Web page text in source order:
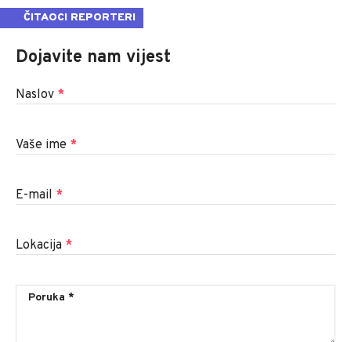
ČITAOCI REPORTERI
Dojavite nam vijest
Naslov *
Vaše ime *
E-mail *
Lokacija *